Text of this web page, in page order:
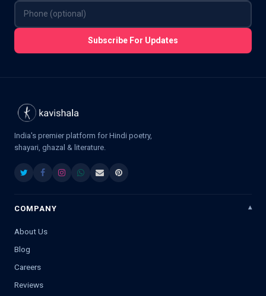
Subscribe For Updates
India's premier platform for Hindi poetry,
shayari, ghazal & literature.
COMPANY
About Us
Blog
Careers
Reviews